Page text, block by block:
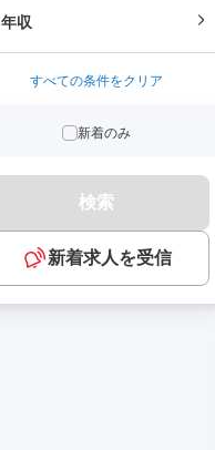
年収
すべての条件をクリア
新着のみ
検索
新着求人を受信